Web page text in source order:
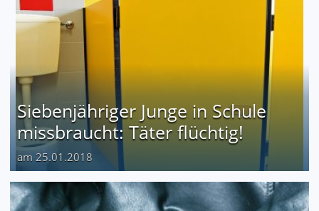
Siebenjähriger Junge in Schule
missbraucht: Täter flüchtig!
am 25.01.2018